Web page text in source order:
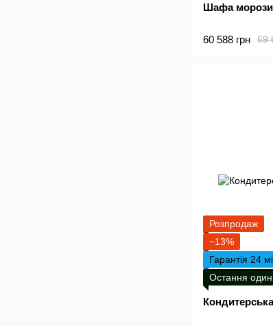
Шафа
69
60 588 грн
Розпродаж
−13%
Гарантія 24
Остання